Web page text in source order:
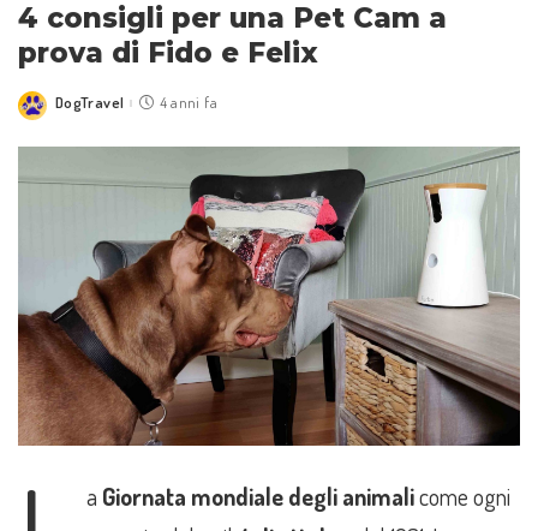
4 consigli per una Pet Cam a
prova di Fido e Felix
Posted
DogTravel 4 anni fa
a Giornata mondiale degli animalicome ogni